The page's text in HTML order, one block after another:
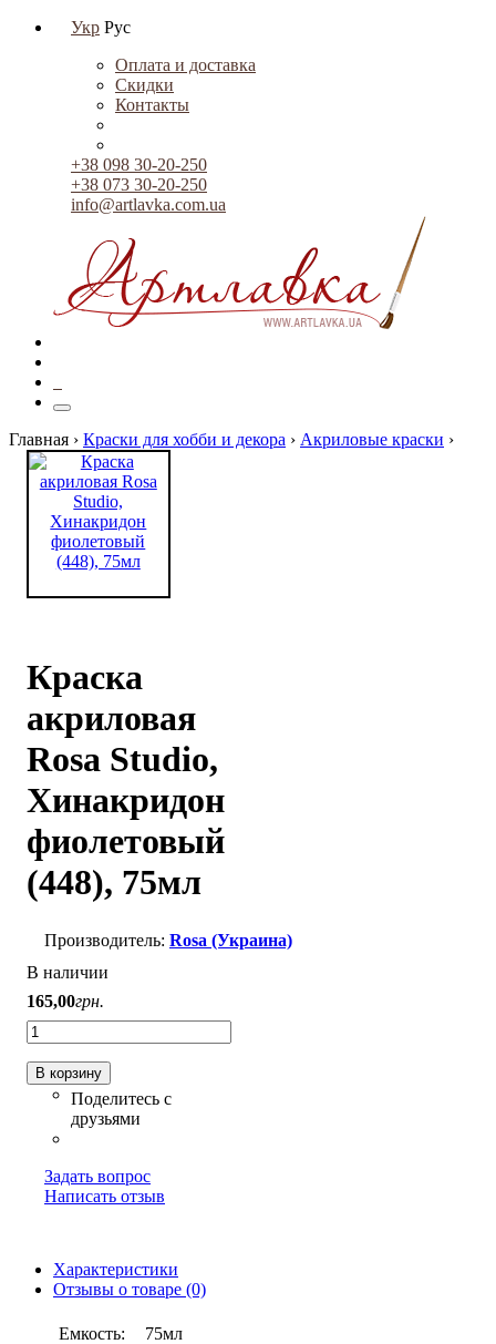
Укр Рус
Оплата и доставка
Скидки
Контакты
+38 098 30-20-250
+38 073 30-20-250
info@artlavka.com.ua
Главная › Краски для хобби и декора › Акриловые краски ›
Краска
акриловая
Rosa Studio,
Хинакридон
фиолетовый
(448), 75мл
Rosa (Украина)
В наличии
165,00грн.
В корзину
Задать вопрос
Написать отзыв
Характеристики
Отзывы о товаре (0)
Емкость:
75мл